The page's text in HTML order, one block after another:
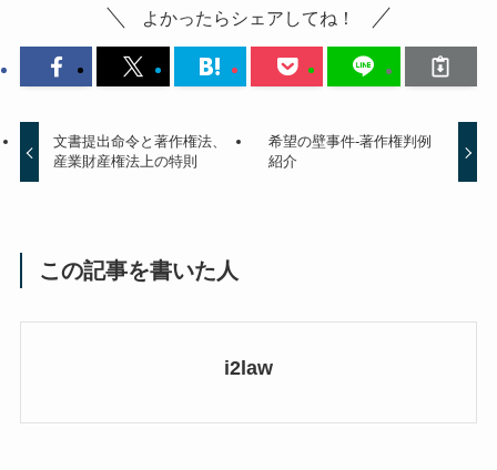
よかったらシェアしてね！
文書提出命令と著作権法、
産業財産権法上の特則
希望の壁事件‐著作権判例
紹介
この記事を書いた人
i2law